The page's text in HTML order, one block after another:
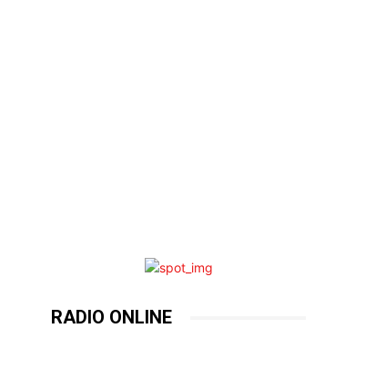
RADIO ONLINE